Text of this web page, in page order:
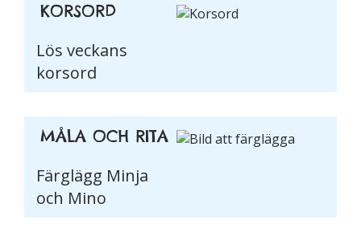
KORSORD
Lös veckans
korsord
MÅLA OCH RITA
Färglägg Minja
och Mino
Upplevelse
För att vår
hemsida ska
prestera så
bra som
möjligt
besök. Om
du nekar de
här kakorna
kommer viss